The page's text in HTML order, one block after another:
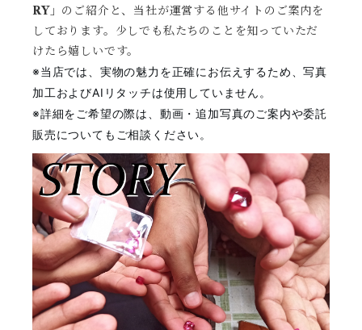
RY」 のご紹介と、 当社が運営する他サイトのご案内を
しております。少しでも私たちのことを知っていただ
けたら嬉しいです。
※当店では、実物の魅力を正確にお伝えするため、写真
加工およびAIリタッチは使用していません。
※詳細をご希望の際は、動画・追加写真のご案内や委託
販売についてもご相談ください。